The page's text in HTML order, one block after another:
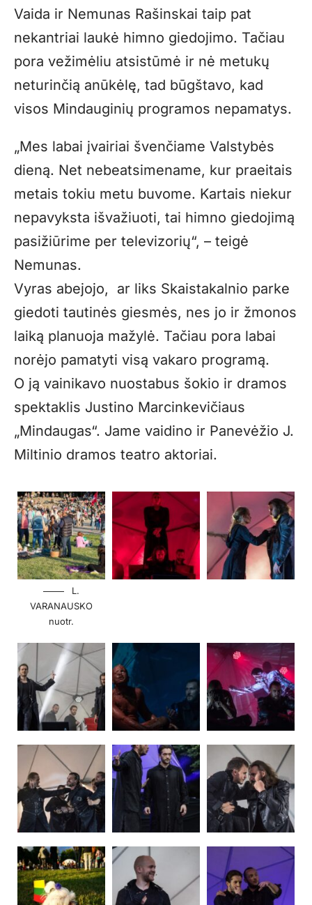
Vaida ir Nemunas Rašinskai taip pat
nekantriai laukė himno giedojimo. Tačiau
pora vežimėliu atsistūmė ir nė metukų
neturinčią anūkėlę, tad būgštavo, kad
visos Mindauginių programos nepamatys.
„Mes labai įvairiai švenčiame Valstybės
dieną. Net nebeatsimename, kur praeitais
metais tokiu metu buvome. Kartais niekur
nepavyksta išvažiuoti, tai himno giedojimą
pasižiūrime per televizorių“, – teigė
Nemunas.
Vyras abejojo, ar liks Skaistakalnio parke
giedoti tautinės giesmės, nes jo ir žmonos
laiką planuoja mažylė. Tačiau pora labai
norėjo pamatyti visą vakaro programą.
O ją vainikavo nuostabus šokio ir dramos
spektaklis Justino Marcinkevičiaus
„Mindaugas“. Jame vaidino ir Panevėžio J.
Miltinio dramos teatro aktoriai.
L.
VARANAUSKO
nuotr.